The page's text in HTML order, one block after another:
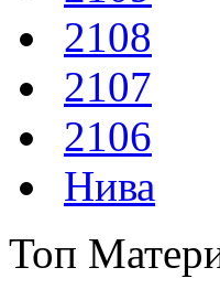
2108
2107
2106
Нива
Топ